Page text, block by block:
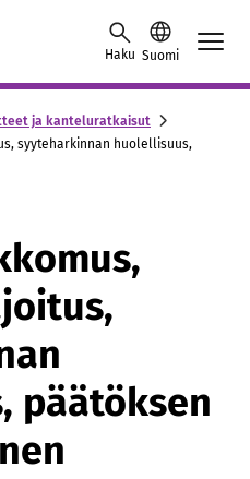
Haku Suomi
ja kanteluratkaisut
syyteharkinnan huolellisuus,
päätöksen